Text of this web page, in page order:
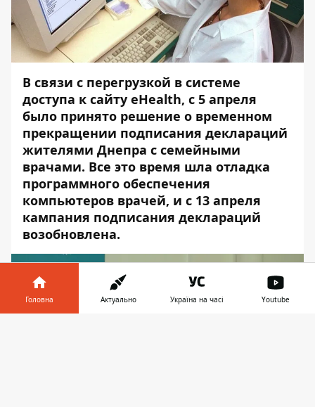
В связи с перегрузкой в системе
доступа к сайту eHealth, с 5 апреля
было принято решение о временном
прекращении подписания деклараций
жителями Днепра с семейными
врачами. Все это время шла отладка
программного обеспечения
компьютеров врачей, и с 13 апреля
кампания подписания деклараций
возобновлена.
Головна Актуально Україна на часі Youtube